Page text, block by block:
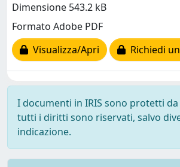
Dimensione 543.2 kB
Formato Adobe PDF
Visualizza/Apri
Richiedi
I documenti in IRIS sono protetti
tutti i diritti sono riservati, salvo
indicazione.